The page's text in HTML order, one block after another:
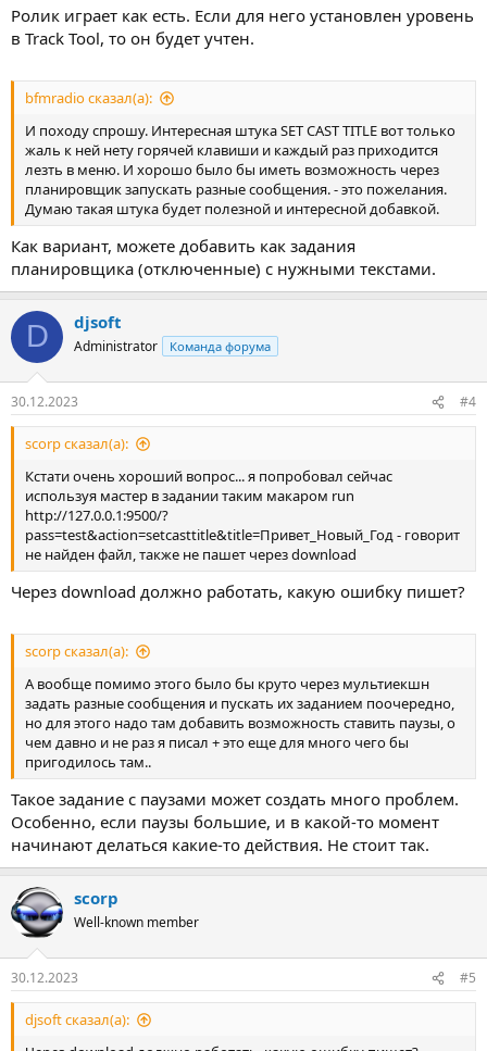
Ролик играет как есть. Если для него установлен уровень
в Track Tool, то он будет учтен.
bfmradio сказал(а):
И походу спрошу. Интересная штука SET CAST TITLE вот только
жаль к ней нету горячей клавиши и каждый раз приходится
лезть в меню. И хорошо было бы иметь возможность через
планировщик запускать разные сообщения. - это пожелания.
Думаю такая штука будет полезной и интересной добавкой.
Как вариант, можете добавить как задания
планировщика (отключенные) с нужными текстами.
D djsoft
Administrator Команда форума
30.12.2023 #4
scorp сказал(а):
Кстати очень хороший вопрос... я попробовал сейчас
используя мастер в задании таким макаром run
http://127.0.0.1:9500/?
pass=test&action=setcasttitle&title=Привет_Новый_Год - говорит
не найден файл, также не пашет через download
Через download должно работать, какую ошибку пишет?
scorp сказал(а):
А вообще помимо этого было бы круто через мультиекшн
задать разные сообщения и пускать их заданием поочередно,
но для этого надо там добавить возможность ставить паузы, о
чем давно и не раз я писал + это еще для много чего бы
пригодилось там..
Такое задание с паузами может создать много проблем.
Особенно, если паузы большие, и в какой-то момент
начинают делаться какие-то действия. Не стоит так.
scorp
Well-known member
30.12.2023 #5
djsoft сказал(а):